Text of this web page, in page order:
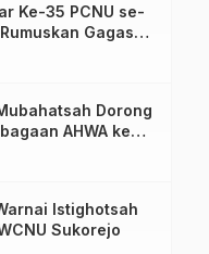
Ke-35 PCNU se-
Gagasan
NU Menuju
Dorong
AHWA ke
Mendatang
Istighotsah
Sukorejo